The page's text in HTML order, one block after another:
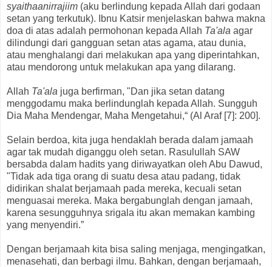
syaithaanirrajiim (aku berlindung kepada Allah dari godaan
setan yang terkutuk). Ibnu Katsir menjelaskan bahwa makna
doa di atas adalah permohonan kepada Allah Ta'ala agar
dilindungi dari gangguan setan atas agama, atau dunia,
atau menghalangi dari melakukan apa yang diperintahkan,
atau mendorong untuk melakukan apa yang dilarang.
Allah Ta'ala juga berfirman, "Dan jika setan datang
menggodamu maka berlindunglah kepada Allah. Sungguh
Dia Maha Mendengar, Maha Mengetahui,“ (Al Araf [7]: 200].
Selain berdoa, kita juga hendaklah berada dalam jamaah
agar tak mudah diganggu oleh setan. Rasulullah SAW
bersabda dalam hadits yang diriwayatkan oleh Abu Dawud,
"Tidak ada tiga orang di suatu desa atau padang, tidak
didirikan shalat berjamaah pada mereka, kecuali setan
menguasai mereka. Maka bergabunglah dengan jamaah,
karena sesungguhnya srigala itu akan memakan kambing
yang menyendiri.”
Dengan berjamaah kita bisa saling menjaga, mengingatkan,
menasehati, dan berbagi ilmu. Bahkan, dengan berjamaah,